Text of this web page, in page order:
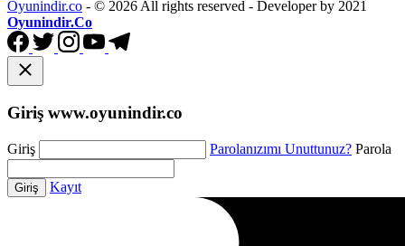
Oyunindir.co - © 2026 All rights reserved - Developer by 2021
Oyunindir.co
Giriş www.oyunindir.co
Giriş Parolanızımı Unuttunuz? Parola
Giriş Kayıt